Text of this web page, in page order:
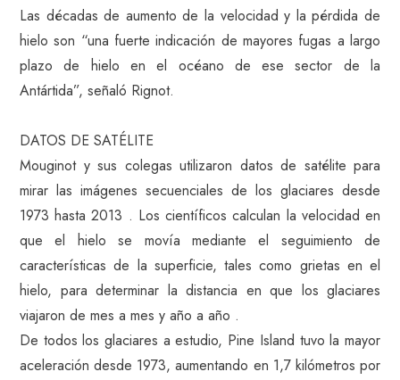
Las décadas de aumento de la velocidad y la pérdida de
hielo son “una fuerte indicación de mayores fugas a largo
plazo de hielo en el océano de ese sector de la
Antártida”, señaló Rignot.
DATOS DE SATÉLITE
Mouginot y sus colegas utilizaron datos de satélite para
mirar las imágenes secuenciales de los glaciares desde
1973 hasta 2013 . Los científicos calculan la velocidad en
que el hielo se movía mediante el seguimiento de
características de la superficie, tales como grietas en el
hielo, para determinar la distancia en que los glaciares
viajaron de mes a mes y año a año .
De todos los glaciares a estudio, Pine Island tuvo la mayor
aceleración desde 1973, aumentando en 1,7 kilómetros por